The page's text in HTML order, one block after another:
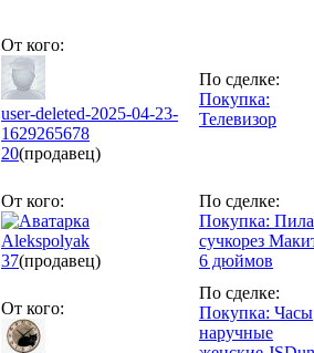
От кого:
user-deleted-2025-04-23-
1629265678
20(продавец)
По сделке:
Покупка:
Телевизор
От кого:
Alekspolyak
37(продавец)
По сделке:
Покупка: Пила
сучкорез
6 дюймов
От кого:
По сделке:
Покупка: Часы
наручные